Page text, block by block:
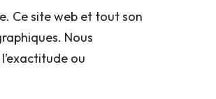
Ce site web et tout son
Nous
ou